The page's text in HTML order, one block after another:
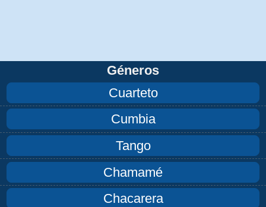
Géneros
Cuarteto
Cumbia
Tango
Chamamé
Chacarera